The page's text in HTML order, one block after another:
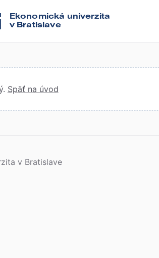
Ekonomická univerzita
v Bratislave
Späť na úvod
v Bratislave